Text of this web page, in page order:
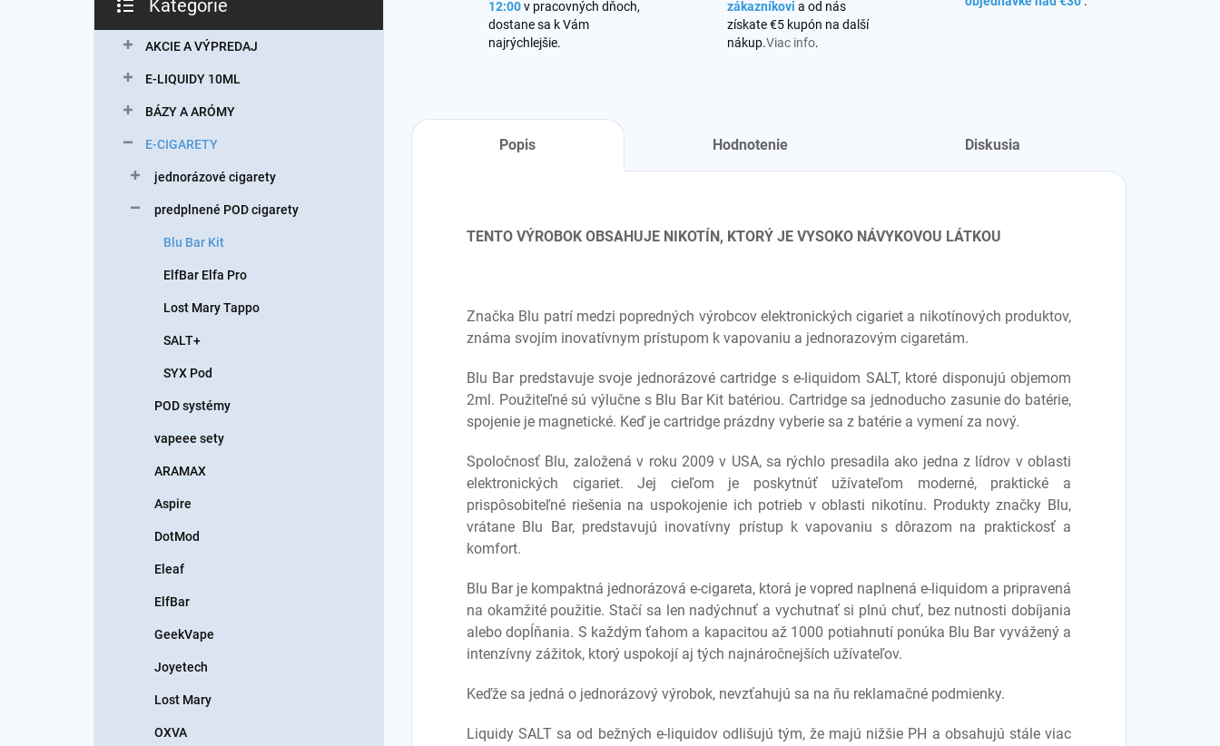
kategórie
Kategórie
AKCIE A VÝPREDAJ
E-LIQUIDY 10ML
BÁZY A ARÓMY
E-CIGARETY
jednorázové cigarety
predplnené POD cigarety
Blu Bar Kit
ElfBar Elfa Pro
Lost Mary Tappo
SALT+
SYX Pod
POD systémy
vapeee sety
ARAMAX
Aspire
DotMod
Eleaf
ElfBar
GeekVape
Joyetech
Lost Mary
OXVA
12:00v pracovných dňoch,
dostane sa k Vám
najrýchlejšie.
zákazníkovi a od nás
získate €5 kupón na další
nákup.Viac info.
Popis Hodnotenie Diskusia
TENTO VÝROBOK OBSAHUJE NIKOTÍN, KTORÝ JE VYSOKO NÁVYKOVOU LÁTKOU
Značka Blu patrí medzi popredných výrobcov elektronických cigariet a nikotínových produktov,
známa svojím inovatívnym prístupom k vapovaniu a jednorazovým cigaretám.
Blu Bar predstavuje svoje jednorázové cartridge s e-liquidom SALT, ktoré disponujú objemom
2ml. Použiteľné sú výlučne s Blu Bar Kit batériou. Cartridge sa jednoducho zasunie do batérie,
spojenie je magnetické. Keď je cartridge prázdny vyberie sa z batérie a vymení za nový.
Spoločnosť Blu, založená v roku 2009 v USA, sa rýchlo presadila ako jedna z lídrov v oblasti
elektronických cigariet. Jej cieľom je poskytnúť užívateľom moderné, praktické a
prispôsobiteľné riešenia na uspokojenie ich potrieb v oblasti nikotínu. Produkty značky Blu,
vrátane Blu Bar, predstavujú inovatívny prístup k vapovaniu s dôrazom na praktickosť a
komfort.
Blu Bar je kompaktná jednorázová e-cigareta, ktorá je vopred naplnená e-liquidom a pripravená
na okamžité použitie. Stačí sa len nadýchnuť a vychutnať si plnú chuť, bez nutnosti dobíjania
alebo dopĺňania. S každým ťahom a kapacitou až 1000 potiahnutí ponúka Blu Bar vyvážený a
intenzívny zážitok, ktorý uspokojí aj tých najnáročnejších užívateľov.
Keďže sa jedná o jednorázový výrobok, nevzťahujú sa na ňu reklamačné podmienky.
Liquidy SALT sa od bežných e-liquidov odlišujú tým, že majú nižšie PH a obsahujú stále viac